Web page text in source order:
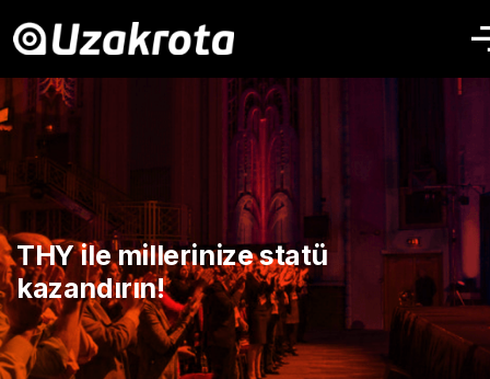
THY ile millerinize statü
kazandırın!